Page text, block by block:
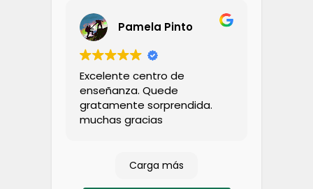
Pamela Pinto
Excelente centro de
enseñanza. Quede
gratamente sorprendida.
muchas gracias
Carga más